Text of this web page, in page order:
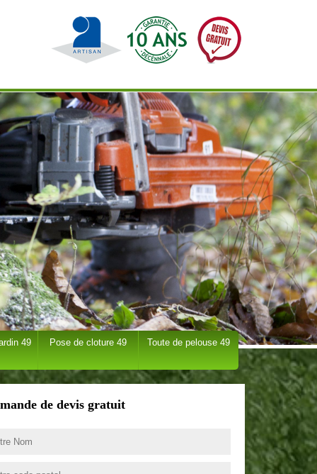
49 Pose de cloture 49 Toute de pelouse 49
de devis gratuit